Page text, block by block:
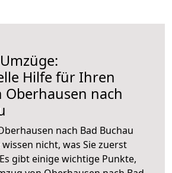
Hilfe für Ihren
Oberhausen nach
nach Bad Buchau
nicht, was Sie zuerst
gibt einige wichtige Punkte,